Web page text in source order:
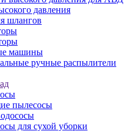
давления
шлангов
машины
ручные распылители
пылесосы
для сухой уборки